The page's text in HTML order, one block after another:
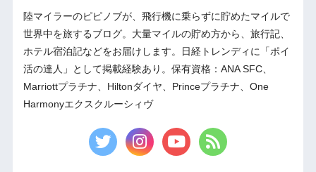
陸マイラーのピピノブが、飛行機に乗らずに貯めたマイルで
世界中を旅するブログ。大量マイルの貯め方から、旅行記、
ホテル宿泊記などをお届けします。日経トレンディに「ポイ
活の達人」として掲載経験あり。保有資格：ANA SFC、
Marriottプラチナ、Hiltonダイヤ、Princeプラチナ、One
Harmonyエクスクルーシィヴ